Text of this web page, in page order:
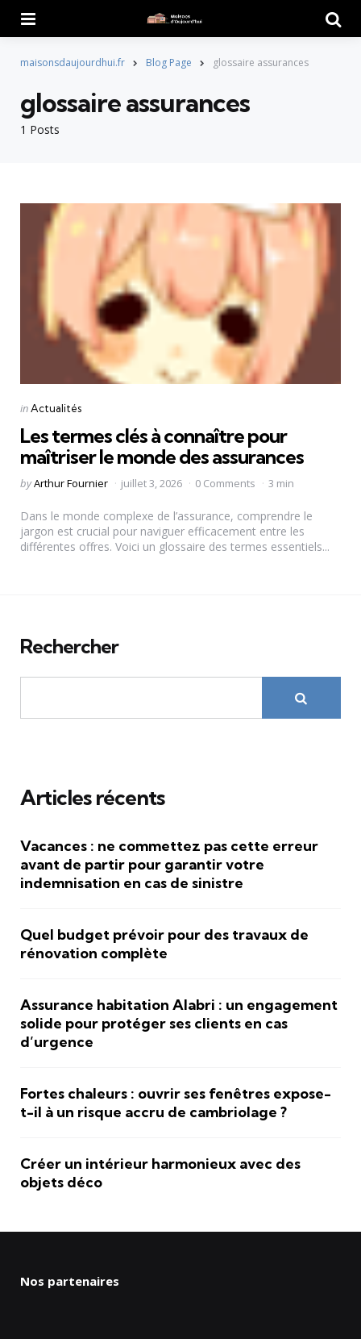
maisonsdaujourdhui.fr Blog Page glossaire assurances
1 Posts
glossaire assurances
Categories
Posted
inActualités
Les termes clés à connaître pour
maîtriser le monde des assurances
Posted
byArthur Fournier juillet 3, 2026 0 Comments 3 min
Dans le monde complexe de l’assurance, comprendre le
jargon est crucial pour naviguer efficacement entre les
différentes offres. Voici un glossaire des termes essentiels...
Rechercher
Articles récents
Vacances : ne commettez pas cette erreur
avant de partir pour garantir votre
indemnisation en cas de sinistre
Quel budget prévoir pour des travaux de
rénovation complète
Assurance habitation Alabri : un engagement
solide pour protéger ses clients en cas
d’urgence
Fortes chaleurs : ouvrir ses fenêtres expose-
t-il à un risque accru de cambriolage ?
Créer un intérieur harmonieux avec des
objets déco
Nos partenaires